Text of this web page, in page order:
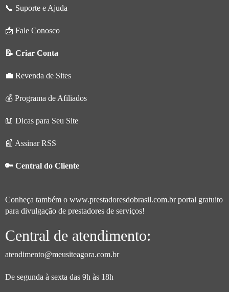
📞 Suporte e Ajuda
📩 Fale Conosco
📝 Criar Conta
💼 Revenda de Sites
💰 Programa de Afiliados
📖 Dicas para Seu Site
📰 Assinar RSS
🔑 Central do Cliente
Conheça também o www.prestadoresdobrasil.com.brportal gratuito
para divulgação de prestadores de serviços!
Central de atendimento:
atendimento@meusiteagora.com.br
De segunda à sexta das 9h às 18h